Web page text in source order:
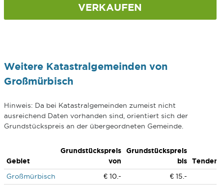
VERKAUFEN
Weitere Katastralgemeinden von
Großmürbisch
Hinweis: Da bei Katastralgemeinden zumeist nicht
ausreichend Daten vorhanden sind, orientiert sich der
Grundstückspreis an der übergeordneten Gemeinde.
Gebiet
Grundstückspreis
von
Grundstückspreis
bis
Großmürbisch
€ 10.- € 15.-